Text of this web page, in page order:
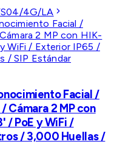
4G/LA
Facial /
Cámara 2 MP con
/ PoE y WiFi /
/ 3,000 Huellas /